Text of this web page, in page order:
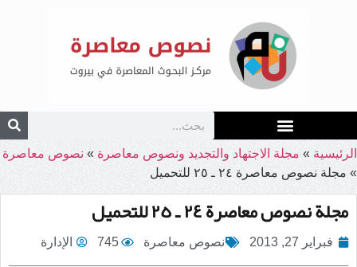
الرئيسية » مجلة الاجتهاد والتجديد ونصوص معاصرة »نصوص معاصرة
» مجلة نصوص معاصرة ٢٤ ـ ٢٥ للتحميل
مجلة نصوص معاصرة ٢٤ ـ ٢٥ للتحميل
فبراير 27, 2013 نصوص معاصرة 745 الإدارة